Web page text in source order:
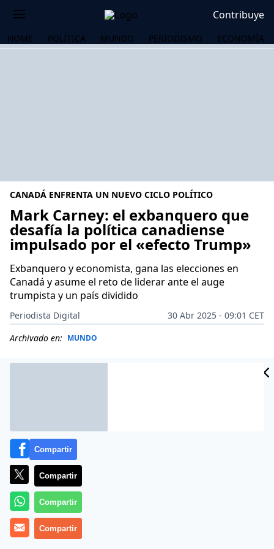
Contribuye
HOME POLÍTICA MUNDO PERIODISMO ECONOMÍA
CANADÁ ENFRENTA UN NUEVO CICLO POLÍTICO
Mark Carney: el exbanquero que
desafía la política canadiense
impulsado por el «efecto Trump»
Exbanquero y economista, gana las elecciones en
Canadá y asume el reto de liderar ante el auge
trumpista y un país dividido
Periodista Digital
30 Abr 2025 - 09:01 CET
Archivado en: MUNDO
Hoy, 30 de abril de 2025, Canadá despierta bajo el
Compartir
Compartir
Compartir
Compartir